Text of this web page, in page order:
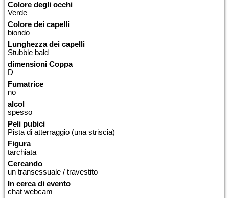
Colore degli occhi
Verde
Colore dei capelli
biondo
Lunghezza dei capelli
Stubble bald
dimensioni Coppa
D
Fumatrice
no
alcol
spesso
Peli pubici
Pista di atterraggio (una striscia)
Figura
tarchiata
Cercando
un transessuale / travestito
In cerca di evento
chat webcam